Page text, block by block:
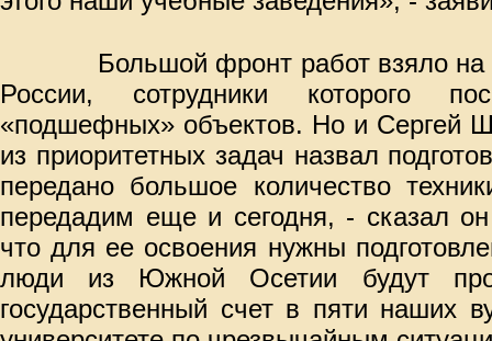
Большой фронт работ взяло
России, сотрудники которого
«подшефных» объектов. Но и Сергей
из приоритетных задач назвал
передано большое количество
передадим еще и сегодня, - сказал
что для ее освоения нужны
люди из Южной Осетии будут
государственный счет в пяти наших